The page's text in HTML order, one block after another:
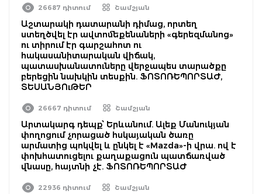
26687 դիտում Շամշյան
Աշտարակի դատարանի դիմաց, որտեղ
ստեղծվել էր ավտոմեքենաների «գերեզմանոց»
ու տիրում էր գարշահոտ ու
հակասանիտարական վիճակ,
պատասխանատուները վերջապես տարածքը
բերեցին նախկին տեսքին. ՖՈՏՈՌԵՊՈՐՏԱԺ,
ՏԵՍԱՆՅՈւԹԵՐ
26667 դիտում Շամշյան
Արտակարգ դեպք՝ Երևանում. Ալեք Մանուկյան
փողոցում չորացած հսկայական ծառը
արմատից պոկվել և ընկել է «Mazda»-ի վրա. ով է
փոխհատուցելու քաղաքացուն պատճառված
վնասը, հայտնի չէ. ՖՈՏՈՌԵՊՈՐՏԱԺ
22936 դիտում Շամշյան